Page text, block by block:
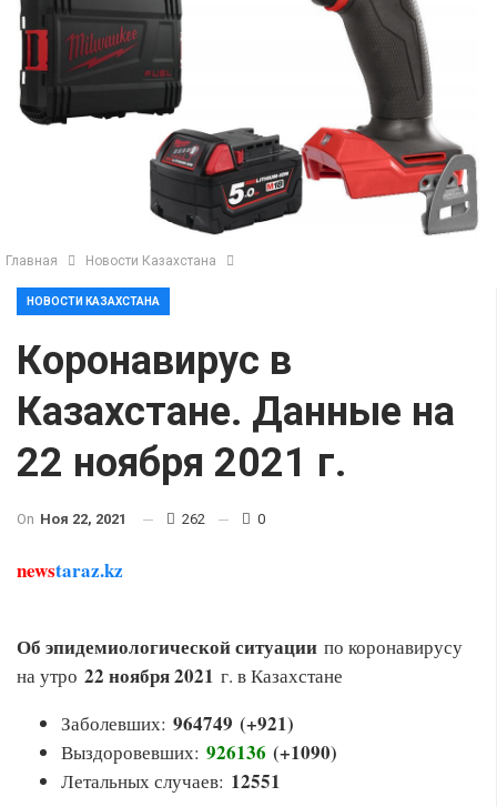
Главная Новости Казахстана
НОВОСТИ КАЗАХСТАНА
Коронавирус в
Казахстане. Данные на
22 ноября 2021 г.
On Ноя 22, 2021 262 0
newstaraz.kz
Об эпидемиологической ситуации по коронавирусу
на утро 22 ноября 2021 г. в Казахстане
Заболевших: 964749 (+921)
Выздоровевших: 926136 (+1090)
Летальных случаев: 12551